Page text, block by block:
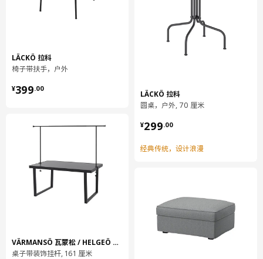
LÄCKÖ 拉科
椅子带扶手，户外
¥399.00
¥ 399.00
VÄRMANSÖ 瓦蒙松 / HELGEÖ 海格约
桌子带装饰挂杆, 161 厘米
LÄCKÖ 拉科
圆桌，户外, 70 厘米
¥299.00
¥ 299.00
经典传统，设计浪漫